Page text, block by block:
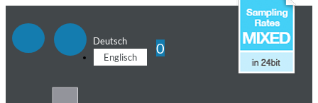
Deutsch
Englisch
0